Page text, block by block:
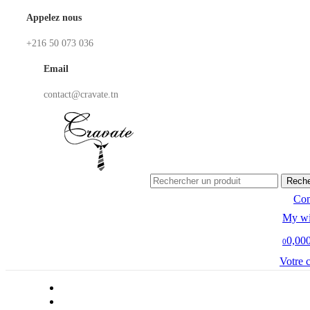
Appelez nous
+216 50 073 036
Email
contact@cravate.tn
My
0
Votre